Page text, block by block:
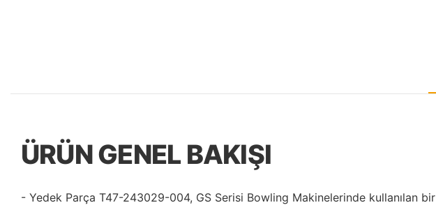
ÜRÜN GENEL BAKIŞI
- Yedek Parça T47-243029-004, GS Serisi Bowling Makinelerinde kullanılan bir